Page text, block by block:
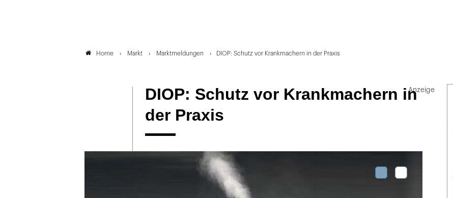
Home Markt Marktmeldungen DIOP: Schutz vor Krankmachern in der Praxis
DIOP: Schutz vor Krankmachern in
der Praxis